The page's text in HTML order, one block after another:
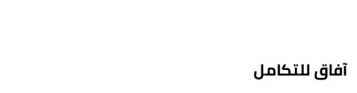
آفاق للتكامل